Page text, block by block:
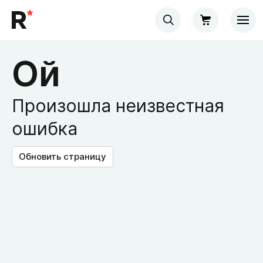
Ой
Произошла неизвестная
ошибка
Обновить страницу